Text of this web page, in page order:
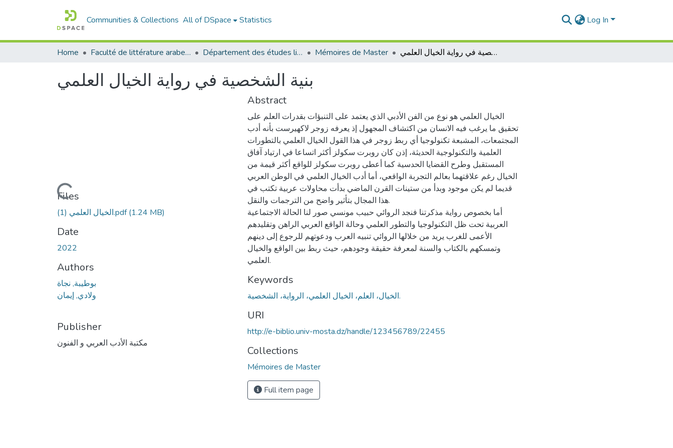
Communities & Collections All of DSpace Statistics Log In
Home Faculté de littérature arabe et des arts Département des études littéraires et critiques Mémoires de Master بنية الشخصية في رواية الخيال العلمي
بنية الشخصية في رواية الخيال العلمي
Loading...
Files
الخيال العلمي (1).pdf(1.24 MB)
Date
2022
Authors
بوطيبة, نجاة
ولادي, إيمان
Publisher
مكتبة الأدب العربي و الفنون
Abstract
الخيال العلمي هو نوع من الفن الأدبي الذي يعتمد على التنبؤات بقدرات العلم على
تحقيق ما يرغب فيه الانسان من اكتشاف المجهول إذ يعرفه زوجر لاكهيرست بأنه أدب
المجتمعات، المشبعة تكنولوجيا أي ربط زوجر في هذا القول الخيال العلمي بالتطورات
العلمية والتكنولوجية الحديثة، إذن كان روبرت سكولز أكثر اتساعا في ارتياد آفاق
المستقبل وطرح القضايا الحدسية كما أعطى روبرت سكولز للواقع أكثر قيمة من
الخيال رغم علاقتهما بعالم التجربة الواقعي، أما أدب الخيال العلمي في الوطن العربي
قديما لم يكن موجود وبدأ من ستينات القرن الماضي بدأت محاولات عربية تكتب في
هذا المجال بتأثير واضح من الترجمات والنقل.
أما بخصوص رواية مذكرتنا فنجد الروائي حبيب مونسي صور لنا الحالة الاجتماعية
العربية تحت ظل التكنولوجيا والتطور العلمي وحالة الواقع العربي الراهن وتقليدهم
الأعمى للغرب يريد من خلالها الروائي تنبيه العرب ودعوتهم للرجوع إلى دينهم
وتمسكهم بالكتاب والسنة لمعرفة حقيقة وجودهم، حيث ربط بين الواقع والخيال
العلمي.
Keywords
الخيال، العلم، الخيال العلمي، الرواية، الشخصية.
URI
http://e-biblio.univ-mosta.dz/handle/123456789/22455
Collections
Mémoires de Master
Full item page